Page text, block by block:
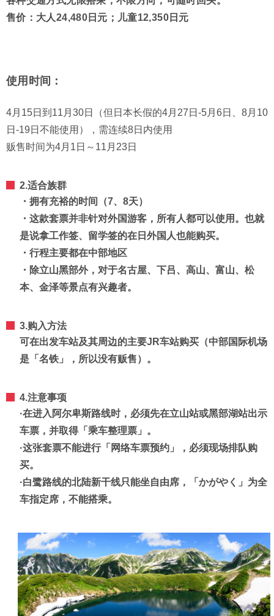
售价：大人24,480日元；儿童12,350日元
使用时间：
4月15日到11月30日（但日本长假的4月27日-5月6日、8月10
日-19日不能使用），需连续8日内使用
贩售时间为4月1日～11月23日
2.适合族群
・拥有充裕的时间（7、8天）
・这款套票并非针对外国游客，所有人都可以使用。也就
是说拿工作签、留学签的在日外国人也能购买。
・行程主要都在中部地区
・除立山黑部外，对于名古屋、下吕、高山、富山、松
本、金泽等景点有兴趣者。
3.购入方法
可在出发车站及其周边的主要JR车站购买（中部国际机场
是「名铁」，所以没有贩售）。
4.注意事项
·在进入阿尔卑斯路线时，必须先在立山站或黑部湖站出示
车票，并取得「乘车整理票」。
·这张套票不能进行「网络车票预约」，必须现场排队购
买。
·白鹭路线的北陆新干线只能坐自由席，「かがやく」为全
车指定席，不能搭乘。